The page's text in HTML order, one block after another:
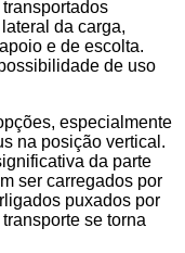
da carga,
e de escolta.
de uso
especialmente
na posição vertical.
da parte
ser carregados por
puxados por
se torna